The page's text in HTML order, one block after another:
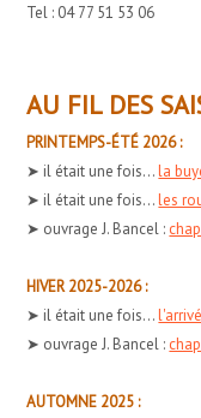
Tel : 04 77 51 53 06
AU FIL DES
PRINTEMPS-ÉTÉ 2026 :
➤ il était une fois...la
➤ il était une fois...les
➤ ouvrage J. Bancel :
HIVER 2025-2026 :
➤ il était une fois...
➤ ouvrage J. Bancel :
AUTOMNE 2025 :